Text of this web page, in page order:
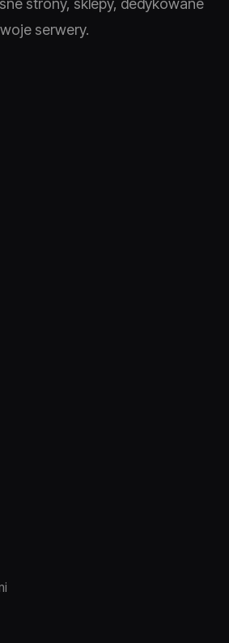
strony, sklepy, dedykowane
serwery.